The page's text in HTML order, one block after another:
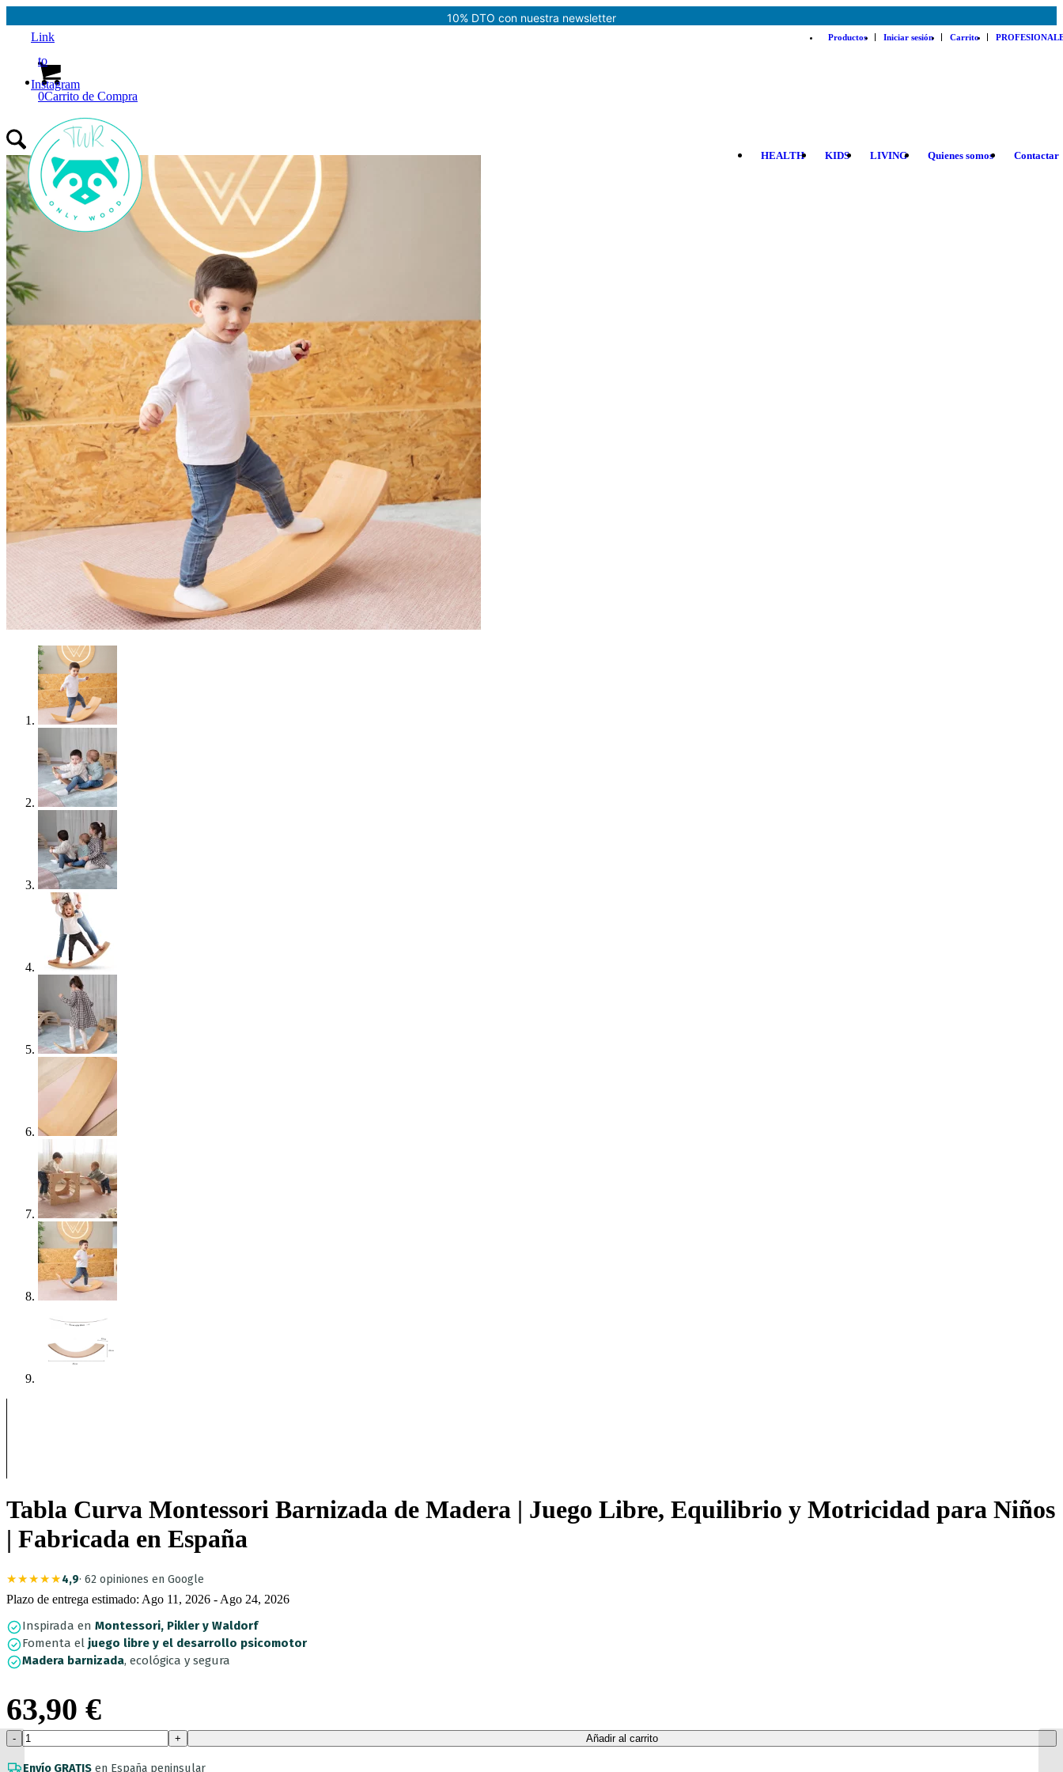
10% DTO con nuestra newsletter
Link
to
Instagram
Productos Iniciar sesión Carrito
0Carrito de Compra
HEALTH KIDS LIVING Quienes somos Contactar
Tabla Curva Montessori Barnizada de Madera | Juego Libre, Equilibrio y Motricidad para Niños
| Fabricada en España
★★★★★4,9· 62 opiniones en Google
Plazo de entrega estimado: Ago 11, 2026 - Ago 24, 2026
Inspirada en Montessori, Pikler y Waldorf
Fomenta el juego libre y el desarrollo psicomotor
Madera barnizada, ecológica y segura
63,90 €
Tabla
Curva
Montessori
Añadir al carrito
Envío GRATIS en España peninsular
Tabla Curva Infantil de
Madera Barnizada con
modal-check